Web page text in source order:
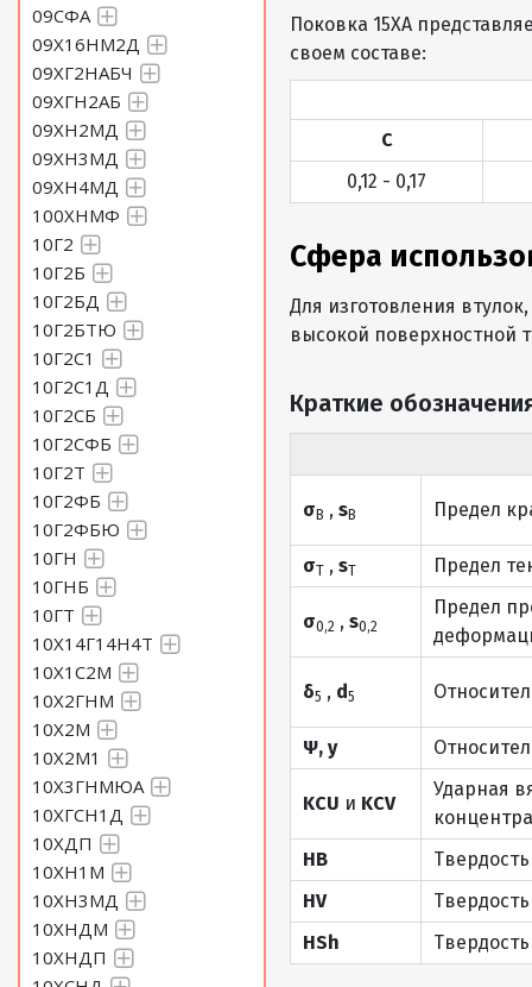
09СФА
09Х16НМ2Д
09ХГ2НАБЧ
09ХГН2АБ
09ХН2МД
09ХН3МД
09ХН4МД
100ХНМФ
10Г2
10Г2Б
10Г2БД
10Г2БТЮ
10Г2С1
10Г2С1Д
10Г2СБ
10Г2СФБ
10Г2Т
10Г2ФБ
10Г2ФБЮ
10ГН
10ГНБ
10ГТ
10Х14Г14Н4Т
10Х1С2М
10Х2ГНМ
10Х2М
10Х2М1
10Х3ГНМЮА
10ХГСН1Д
10ХДП
10ХН1М
10ХН3МД
10ХНДМ
10ХНДП
Поковка 15ХА
своем составе:
C
0,12 - 0,17
Сфера
Для изготовления
высокой поверхностной
Краткие
σВ ,sВ Предел
σТ ,sТ Предел
σ0,2 ,s0,2
Предел
δ5 , d5
Ψ, y
KCU и KCV
Ударная
HB
HV
HSh